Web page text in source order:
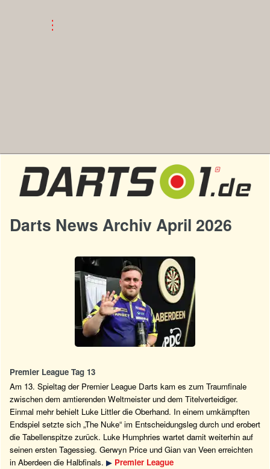
Darts News Archiv April 2026
Premier League Tag 13
Am 13. Spieltag der Premier League Darts kam es zum Traumfinale
zwischen dem amtierenden Weltmeister und dem Titelverteidiger.
Einmal mehr behielt Luke Littler die Oberhand. In einem umkämpften
Endspiel setzte sich „The Nuke“ im Entscheidungsleg durch und erobert
die Tabellenspitze zurück. Luke Humphries wartet damit weiterhin auf
seinen ersten Tagessieg. Gerwyn Price und Gian van Veen erreichten
in Aberdeen die Halbfinals. ▶ Premier League